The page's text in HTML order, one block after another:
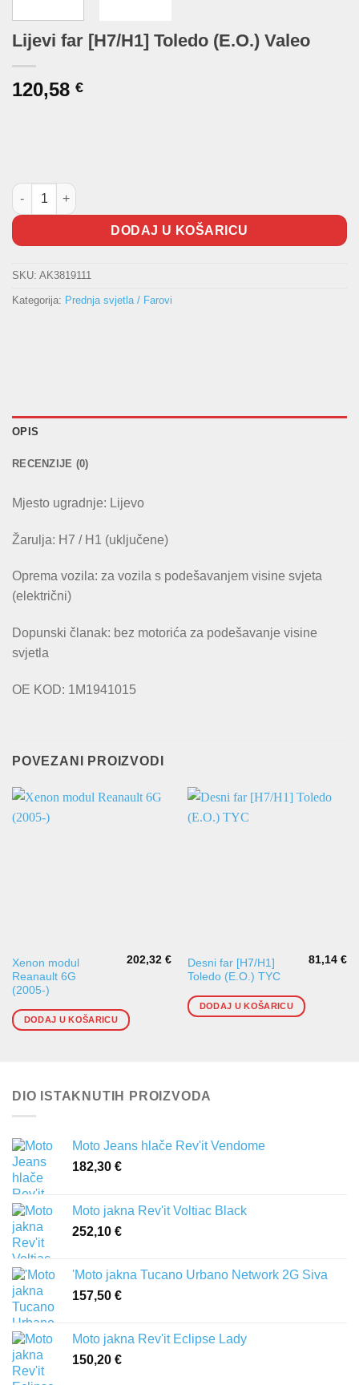
Lijevi far [H7/H1] Toledo (E.O.) Valeo
120,58 €
Lijevi far [H7/H1] Toledo (E.O.) Valeo količina
DODAJ U KOŠARICU
SKU: AK3819111
Kategorija: Prednja svjetla / Farovi
OPIS
RECENZIJE (0)
Mjesto ugradnje: Lijevo
Žarulja: H7 / H1 (uključene)
Oprema vozila: za vozila s podešavanjem visine svjeta
(električni)
Dopunski članak: bez motorića za podešavanje visine
svjetla
OE KOD: 1M1941015
POVEZANI PROIZVODI
Xenon modul
Reanault 6G
(2005-)
202,32€
DODAJ U KOŠARICU
Desni far [H7/H1]
Toledo (E.O.) TYC
81,14€
DODAJ U KOŠARICU
DIO ISTAKNUTIH PROIZVODA
Moto Jeans hlače Rev'it Vendome
182,30 €
Moto jakna Rev'it Voltiac Black
252,10 €
'Moto jakna Tucano Urbano Network 2G Siva
157,50 €
Moto jakna Rev'it Eclipse Lady
150,20 €